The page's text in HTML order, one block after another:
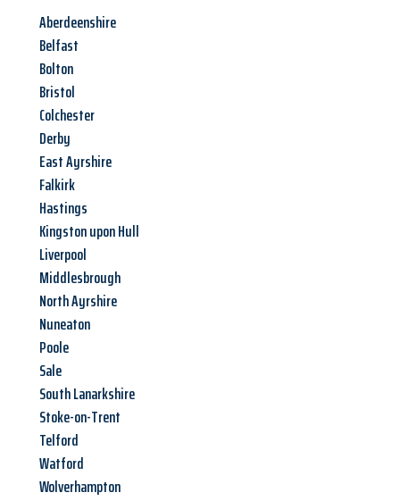
Aberdeenshire
Belfast
Bolton
Bristol
Colchester
Derby
East Ayrshire
Falkirk
Hastings
Kingston upon Hull
Liverpool
Middlesbrough
North Ayrshire
Nuneaton
Poole
Sale
South Lanarkshire
Stoke-on-Trent
Telford
Watford
Wolverhampton